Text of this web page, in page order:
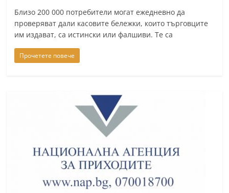
Близо 200 000 потребители могат ежедневно да
проверяват дали касовите бележки, които търговците
им издават, са истински или фалшиви. Те са
Прочетете повече